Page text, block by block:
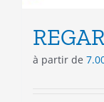
à partir de